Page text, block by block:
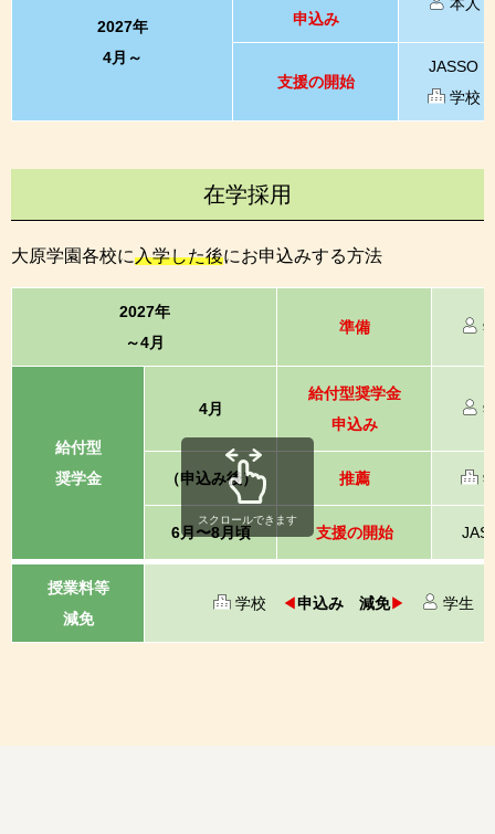
2027年
4月～
申込み
支援の開始
JASSO
学校
在学採用
大原学園各校に入学した後にお申込みする方法
2027年
～4月
準備
給付型
奨学金
4月
給付型奨学金
申込み
（申込み後） 推薦
6月〜8月頃 支援の開始
授業料等
減免
学校 ◀申込み 減免▶ 学生
スクロールできます